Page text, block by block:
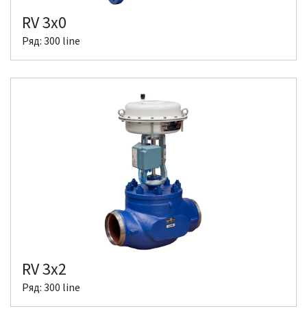
RV 3x0
Ряд: 300 line
RV 3x2
Ряд: 300 line